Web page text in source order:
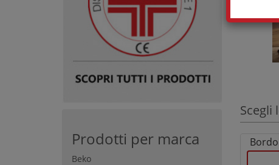
Scegli
Prodotti per marca
Beko